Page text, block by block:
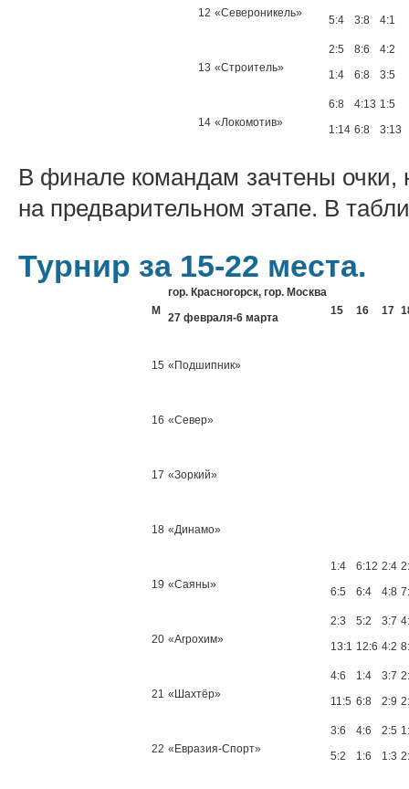
12 «Североникель»
5:4
3:8
4:1
13 «Строитель»
2:5
1:4
8:6
6:8
4:2
3:5
14 «Локомотив»
6:8
1:14
4:13
6:8
1:5
3:13
В финале командам зачтены
на предварительном этапе. В
Турнир за 15-22 места.
М
гор. Красногорск, гор. Москва
27 февраля-6 марта
15 16 17
15 «Подшипник»
16 «Север»
17 «Зоркий»
18 «Динамо»
19 «Саяны»
1:4
6:5
6:12
6:4
2:4
4:8
20 «Агрохим»
2:3
13:1
5:2
12:6
3:7
4:2
21 «Шахтёр»
4:6
11:5
1:4
6:8
3:7
2:9
22 «Евразия-Спорт»
3:6
5:2
4:6
1:6
2:5
1:3